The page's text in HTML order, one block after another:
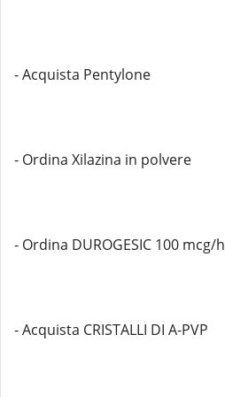
- Acquista Pentylone
- Ordina Xilazina in polvere
- Ordina DUROGESIC 100 mcg/h
- Acquista CRISTALLI DI A-PVP